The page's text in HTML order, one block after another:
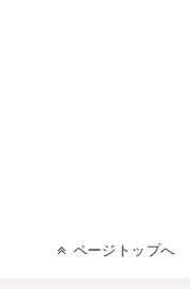
ページトップへ